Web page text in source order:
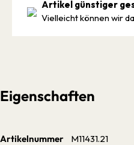
Artikel günstiger
Vielleicht können wir
Eigenschaften
Artikelnummer M11431.21